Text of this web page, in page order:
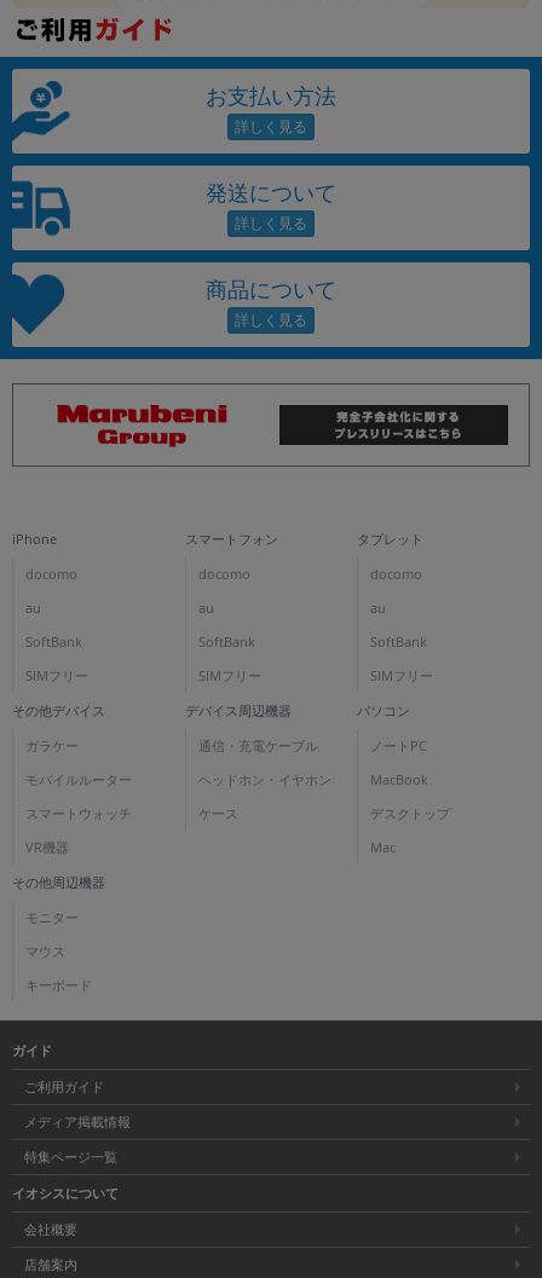
お支払い方法
発送について
商品について
iPhone
docomo
au
SoftBank
SIMフリー
スマートフォン
docomo
au
SoftBank
SIMフリー
タブレット
docomo
au
SoftBank
SIMフリー
その他デバイス
ガラケー
モバイルルーター
スマートウォッチ
VR機器
デバイス周辺機器
通信・充電ケーブル
ヘッドホン・イヤホン
ケース
パソコン
ノートPC
MacBook
デスクトップ
Mac
その他周辺機器
モニター
マウス
キーボード
ガイド
ご利用ガイド
メディア掲載情報
特集ページ一覧
イオシスについて
会社概要
店舗案内